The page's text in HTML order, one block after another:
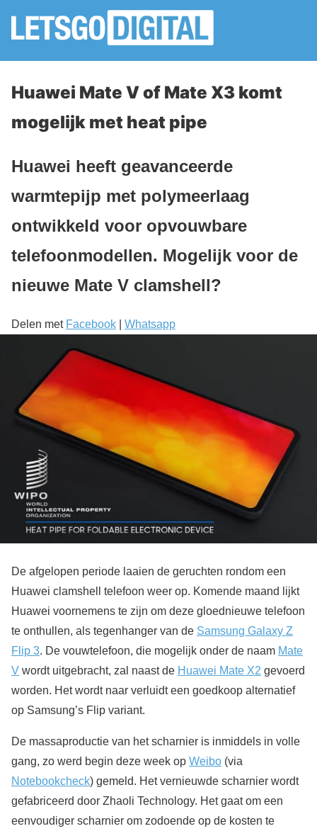
Huawei Mate V of Mate X3 komt
mogelijk met heat pipe
Huawei heeft geavanceerde
warmtepijp met polymeerlaag
ontwikkeld voor opvouwbare
telefoonmodellen. Mogelijk voor de
nieuwe Mate V clamshell?
Delen met Facebook Whatsapp
De afgelopen periode laaien de geruchten rondom een
Huawei clamshell telefoon weer op. Komende maand lijkt
Huawei voornemens te zijn om deze gloednieuwe telefoon
te onthullen, als tegenhanger van de Samsung Galaxy Z
Flip 3. De vouwtelefoon, die mogelijk onder de naam Mate
V wordt uitgebracht, zal naast de Huawei Mate X2 gevoerd
worden. Het wordt naar verluidt een goedkoop alternatief
op Samsung’s Flip variant.
De massaproductie van het scharnier is inmiddels in volle
gang, zo werd begin deze week op Weibo (via
Notebookcheck) gemeld. Het vernieuwde scharnier wordt
gefabriceerd door Zhaoli Technology. Het gaat om een
eenvoudiger scharnier om zodoende op de kosten te